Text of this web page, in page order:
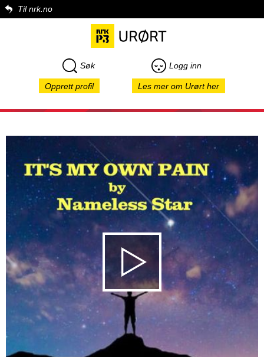
Til nrk.no
Søk Logg inn
Opprett profil Les mer om Urørt her